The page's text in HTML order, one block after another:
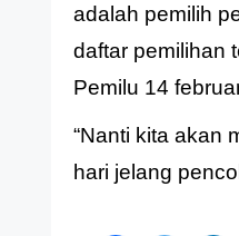
adalah pemilih
daftar pemilihan
Pemilu 14
“Nanti kita akan
hari jelang